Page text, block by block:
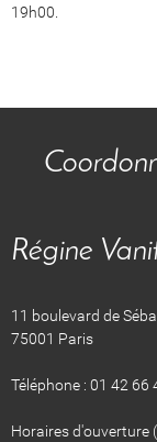
19h00.
Régine
11 boulevard de
75001 Paris
Téléphone : 01 42 66
Horaires d'ouverture